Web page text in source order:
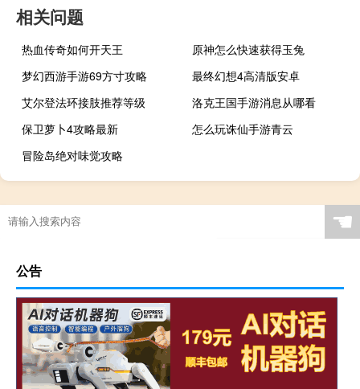
相关问题
热血传奇如何开天王
原神怎么快速获得玉兔
梦幻西游手游69方寸攻略
最终幻想4高清版安卓
艾尔登法环接肢推荐等级
洛克王国手游消息从哪看
保卫萝卜4攻略最新
怎么玩诛仙手游青云
冒险岛绝对味觉攻略
☚
公告